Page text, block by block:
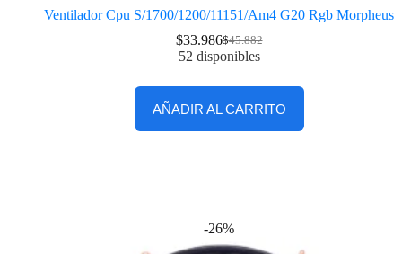
Ventilador Cpu S/1700/1200/11151/Am4 G20 Rgb Morpheus
$45.882
$33.986
52 disponibles
AÑADIR AL CARRITO
-26%